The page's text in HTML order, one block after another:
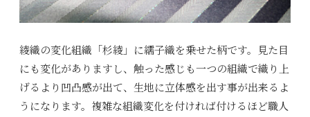
綾織の変化組織「杉綾」に繻子織を乗せた柄です。見た目
にも変化がありますし、触った感じも一つの組織で織り上
げるより凹凸感が出て、生地に立体感を出す事が出来るよ
うになります。複雑な組織変化を付ければ付けるほど職人